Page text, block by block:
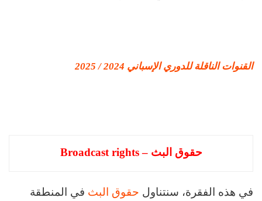
القنوات الناقلة للدوري الإسباني 2024 / 2025
حقوق البث – Broadcast rights
في هذه الفقرة، سنتناول حقوق البث في المنطقة